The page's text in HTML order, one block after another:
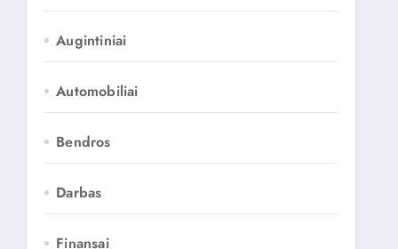
Augintiniai
Automobiliai
Bendros
Darbas
Finansai